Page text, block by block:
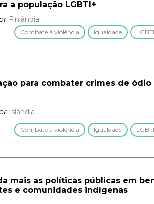
a população LGBTI+
Finlândia
Combate à violência Igualdade
para combater crimes de ódio
Islândia
Combate à violência Igualdade
mais as políticas públicas em
e comunidades indígenas